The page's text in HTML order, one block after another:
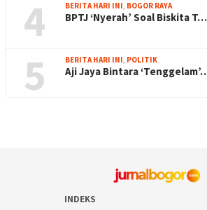
4 BERITA HARI INI, BOGOR RAYA
BPTJ ‘Nyerah’ Soal Biskita T…
5 BERITA HARI INI, POLITIK
Aji Jaya Bintara
INDEKS